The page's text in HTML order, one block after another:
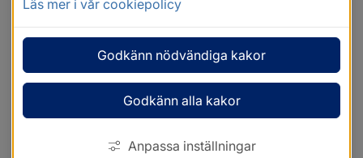
Läs mer i vår cookiepolicy
Godkänn nödvändiga kakor
Godkänn alla kakor
Anpassa inställningar